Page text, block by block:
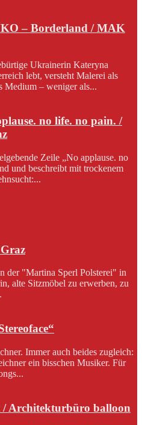
– Borderland / MAK
Ukrainerin Kateryna
lebt, versteht Malerei als
Medium – weniger als...
no life. no pain. /
Zeile „No applause. no
und beschreibt mit trockenem
der "Martina Sperl Polsterei" in
alte Sitzmöbel zu erwerben, zu
Immer auch beides zugleich:
ein bisschen Musiker. Für
Architekturbüro balloon